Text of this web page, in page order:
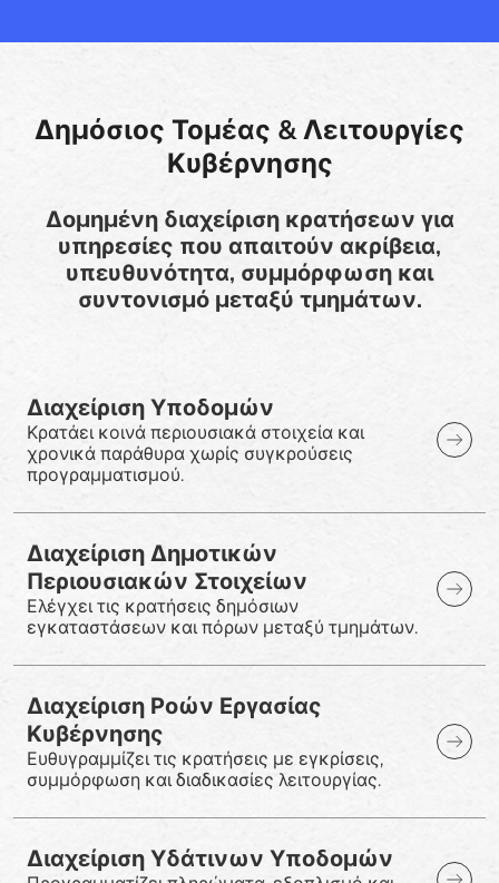
Δημόσιος Τομέας & Λειτουργίες
Κυβέρνησης
Δομημένη διαχείριση κρατήσεων για
υπηρεσίες που απαιτούν ακρίβεια,
υπευθυνότητα, συμμόρφωση και
συντονισμό μεταξύ τμημάτων.
Διαχείριση Υποδομών
Κρατάει κοινά περιουσιακά στοιχεία και
χρονικά παράθυρα χωρίς συγκρούσεις
προγραμματισμού.
Διαχείριση Δημοτικών
Περιουσιακών Στοιχείων
Ελέγχει τις κρατήσεις δημόσιων
εγκαταστάσεων και πόρων μεταξύ τμημάτων.
Διαχείριση Ροών Εργασίας
Κυβέρνησης
Ευθυγραμμίζει τις κρατήσεις με εγκρίσεις,
συμμόρφωση και διαδικασίες λειτουργίας.
Διαχείριση Υδάτινων Υποδομών